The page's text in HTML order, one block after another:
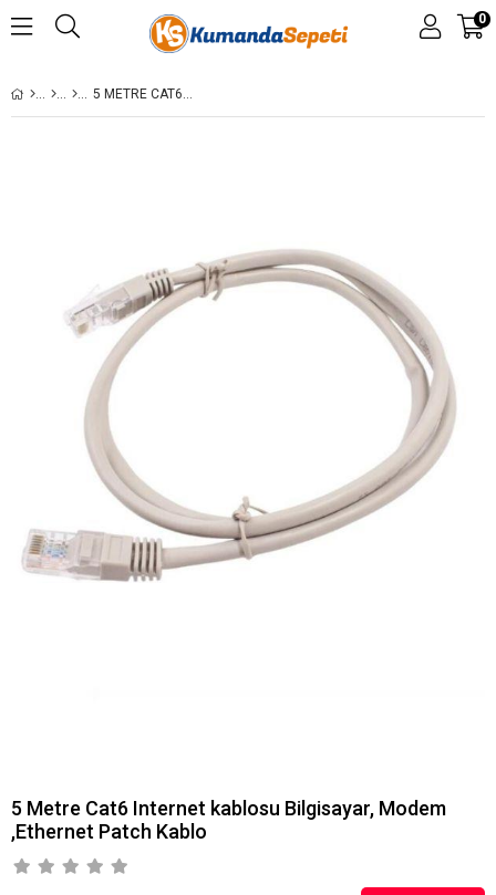
0
5 METRE CAT6 INTERNET KABLOSU BILGISAYAR, MODEM ,ETHERNET PATCH KABLO
5 Metre Cat6 Internet kablosu Bilgisayar, Modem
,Ethernet Patch Kablo